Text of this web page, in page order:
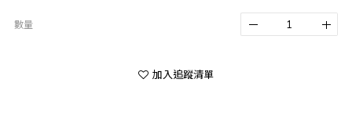
數量
加入追蹤清單